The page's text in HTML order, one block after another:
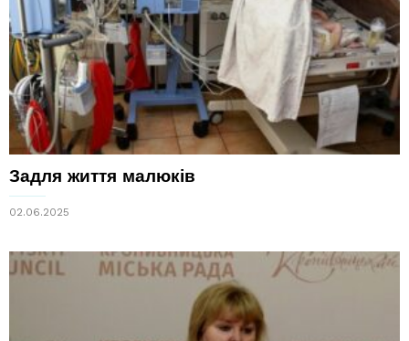
Задля життя малюків
02.06.2025